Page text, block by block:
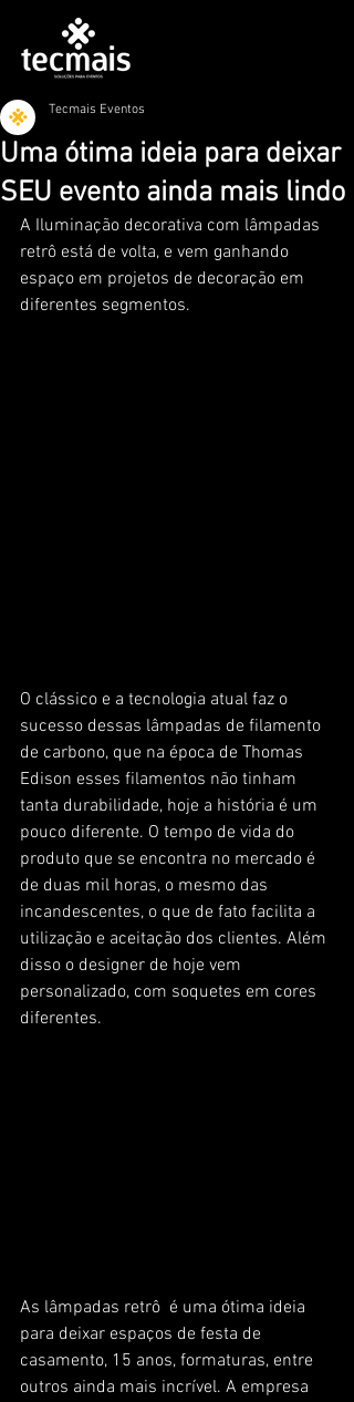
Uma ótima ideia para deixar
SEU evento ainda mais lindo
Tecmais Eventos
A Iluminação decorativa com lâmpadas
retrô está de volta, e vem ganhando
espaço em projetos de decoração em
diferentes segmentos.
O clássico e a tecnologia atual faz o
sucesso dessas lâmpadas de filamento
de carbono, que na época de Thomas
Edison esses filamentos não tinham
tanta durabilidade, hoje a história é um
pouco diferente. O tempo de vida do
produto que se encontra no mercado é
de duas mil horas, o mesmo das
incandescentes, o que de fato facilita a
utilização e aceitação dos clientes. Além
disso o designer de hoje vem
personalizado, com soquetes em cores
diferentes.
As lâmpadas retrô  é uma ótima ideia
para deixar espaços de festa de
casamento, 15 anos, formaturas, entre
outros ainda mais incrível. A empresa